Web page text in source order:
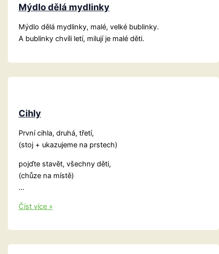
Mýdlo dělá mydlinky
Mýdlo dělá mydlinky, malé, velké bublinky.
A bublinky chvíli letí, milují je malé děti.
Cihly
První cihla, druhá, třetí,
(stoj + ukazujeme na prstech)
pojďte stavět, všechny děti,
(chůze na místě)
…
Cihly
Číst více »